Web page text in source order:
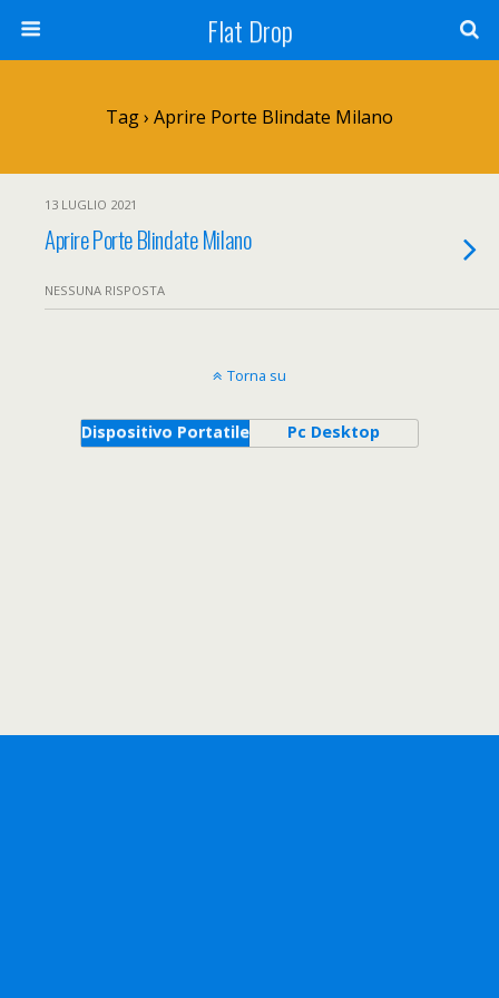
Flat Drop
Tag › Aprire Porte Blindate Milano
13 LUGLIO 2021
Aprire Porte Blindate Milano
NESSUNA RISPOSTA
Torna su
Dispositivo Portatile Pc Desktop